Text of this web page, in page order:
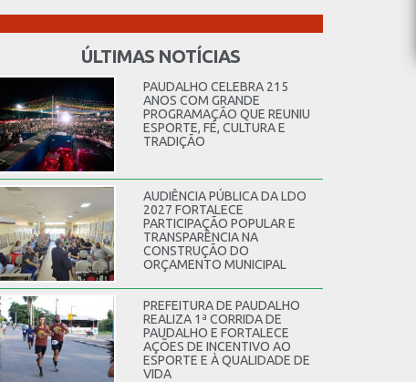
ÚLTIMAS NOTÍCIAS
PAUDALHO CELEBRA 215
ANOS COM GRANDE
PROGRAMAÇÃO QUE REUNIU
ESPORTE, FÉ, CULTURA E
TRADIÇÃO
AUDIÊNCIA PÚBLICA DA LDO
2027 FORTALECE
PARTICIPAÇÃO POPULAR E
TRANSPARÊNCIA NA
CONSTRUÇÃO DO
ORÇAMENTO MUNICIPAL
PREFEITURA DE PAUDALHO
REALIZA 1ª CORRIDA DE
PAUDALHO E FORTALECE
AÇÕES DE INCENTIVO AO
ESPORTE E À QUALIDADE DE
VIDA